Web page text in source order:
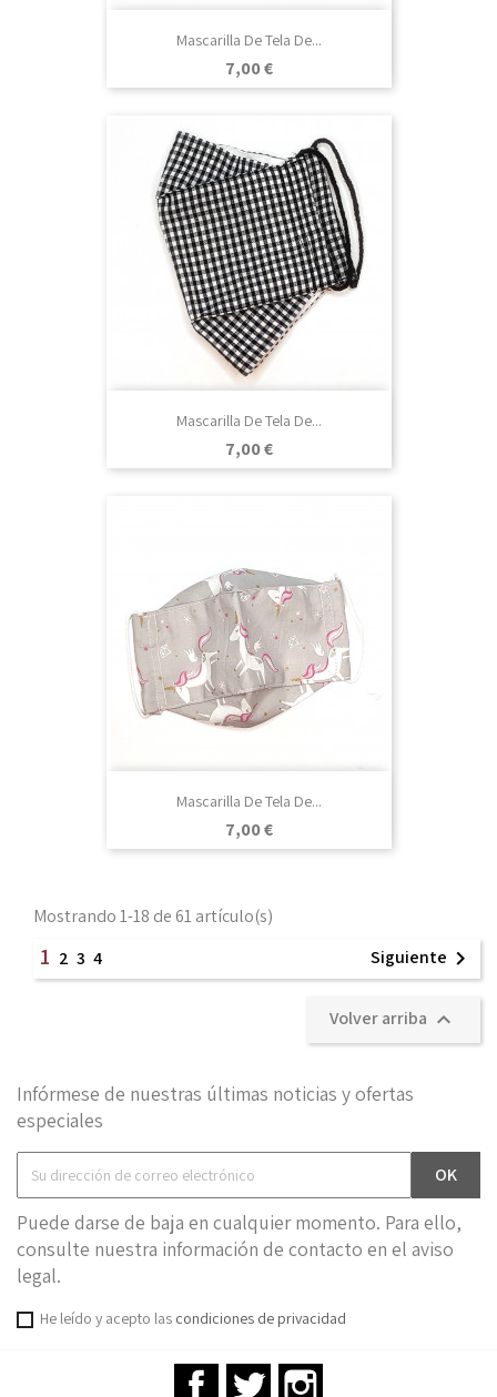
Mascarilla De Tela De...
Precio
7,00 €
Mascarilla De Tela De...
Precio
7,00 €
Mascarilla De Tela De...
Precio
7,00 €
Mostrando 1-18 de 61 artículo(s)
1 2 3 4 Siguiente 
Volver arriba 
Infórmese de nuestras últimas noticias y ofertas
especiales
Puede darse de baja en cualquier momento. Para ello,
consulte nuestra información de contacto en el aviso
legal.
He leído y acepto las condiciones de privacidad
FacebookTwitter